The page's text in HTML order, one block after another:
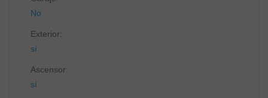
No
Exterior:
sí
Ascensor:
sí